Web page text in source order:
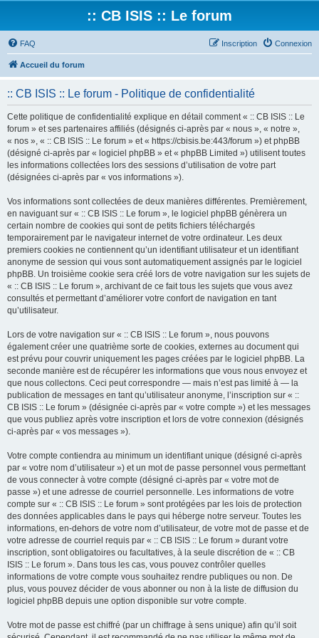
:: CB ISIS :: Le forum
FAQ Connexion
Inscription
Accueil du forum
:: CB ISIS :: Le forum - Politique de confidentialité
Cette politique de confidentialité explique en détail comment « :: CB ISIS :: Le
forum » et ses partenaires affiliés (désignés ci-après par « nous », « notre »,
« nos », « :: CB ISIS :: Le forum » et « https://cbisis.be:443/forum ») et phpBB
(désigné ci-après par « logiciel phpBB » et « phpBB Limited ») utilisent toutes
les informations collectées lors des sessions d’utilisation de votre part
(désignées ci-après par « vos informations »).
Vos informations sont collectées de deux manières différentes. Premièrement,
en naviguant sur « :: CB ISIS :: Le forum », le logiciel phpBB génèrera un
certain nombre de cookies qui sont de petits fichiers téléchargés
temporairement par le navigateur internet de votre ordinateur. Les deux
premiers cookies ne contiennent qu’un identifiant utilisateur et un identifiant
anonyme de session qui vous sont automatiquement assignés par le logiciel
phpBB. Un troisième cookie sera créé lors de votre navigation sur les sujets de
« :: CB ISIS :: Le forum », archivant de ce fait tous les sujets que vous avez
consultés et permettant d’améliorer votre confort de navigation en tant
qu’utilisateur.
Lors de votre navigation sur « :: CB ISIS :: Le forum », nous pouvons
également créer une quatrième sorte de cookies, externes au document qui
est prévu pour couvrir uniquement les pages créées par le logiciel phpBB. La
seconde manière est de récupérer les informations que vous nous envoyez et
que nous collectons. Ceci peut correspondre — mais n’est pas limité à — la
publication de messages en tant qu’utilisateur anonyme, l’inscription sur « ::
CB ISIS :: Le forum » (désignée ci-après par « votre compte ») et les messages
que vous publiez après votre inscription et lors de votre connexion (désignés
ci-après par « vos messages »).
Votre compte contiendra au minimum un identifiant unique (désigné ci-après
par « votre nom d’utilisateur ») et un mot de passe personnel vous permettant
de vous connecter à votre compte (désigné ci-après par « votre mot de
passe ») et une adresse de courriel personnelle. Les informations de votre
compte sur « :: CB ISIS :: Le forum » sont protégées par les lois de protection
des données applicables dans le pays qui héberge notre serveur. Toutes les
informations, en-dehors de votre nom d’utilisateur, de votre mot de passe et de
votre adresse de courriel requis par « :: CB ISIS :: Le forum » durant votre
inscription, sont obligatoires ou facultatives, à la seule discrétion de « :: CB
ISIS :: Le forum ». Dans tous les cas, vous pouvez contrôler quelles
informations de votre compte vous souhaitez rendre publiques ou non. De
plus, vous pouvez décider de vous abonner ou non à la liste de diffusion du
logiciel phpBB depuis une option disponible sur votre compte.
Votre mot de passe est chiffré (par un chiffrage à sens unique) afin qu’il soit